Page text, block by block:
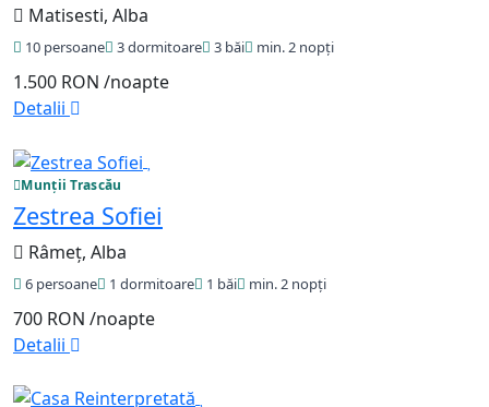
Matisesti, Alba
10 persoane 3 dormitoare 3 băi min. 2 nopți
1.500 RON /noapte
Detalii
Munții Trascău
Zestrea Sofiei
Râmeț, Alba
6 persoane 1 dormitoare 1 băi min. 2 nopți
700 RON /noapte
Detalii